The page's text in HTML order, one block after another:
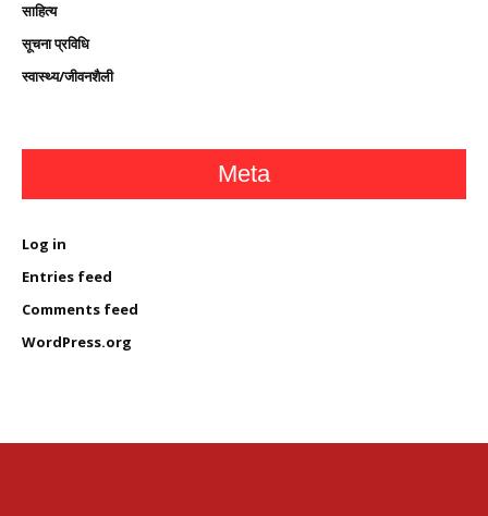
साहित्य
सूचना प्रविधि
स्वास्थ्य/जीवनशैली
Meta
Log in
Entries feed
Comments feed
WordPress.org